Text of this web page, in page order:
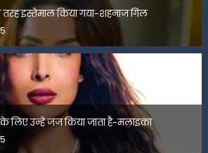
इस्तेमाल किया गया-शहनाज गिल
लिए उन्हें जज किया जाता है-मलाइका